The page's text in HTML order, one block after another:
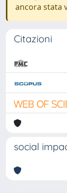
ancora stata
Citazioni
social